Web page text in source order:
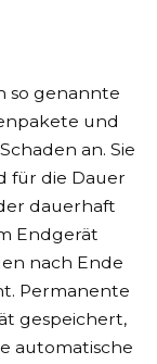
so genannte
und
an. Sie
für die Dauer
dauerhaft
Endgerät
nach Ende
Permanente
gespeichert,
automatische